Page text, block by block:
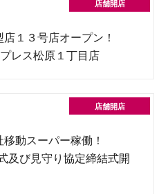
１３号店オープン！
レス松原１丁目店
動スーパー稼働！
及び見守り協定締結式開